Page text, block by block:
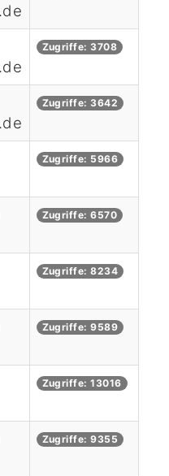
Zugriffe: 3708
Zugriffe: 3642
Zugriffe: 5966
Zugriffe: 6570
Zugriffe: 8234
Zugriffe: 9589
Zugriffe: 13016
Zugriffe: 9355